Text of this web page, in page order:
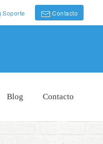
Soporte Contacto
Blog Contacto